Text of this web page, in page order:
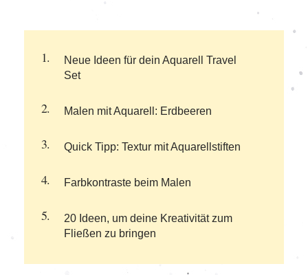
Neue Ideen für dein Aquarell Travel
Set
Malen mit Aquarell: Erdbeeren
Quick Tipp: Textur mit Aquarellstiften
Farbkontraste beim Malen
20 Ideen, um deine Kreativität zum
Fließen zu bringen